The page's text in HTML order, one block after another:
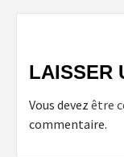
LAISSER
Vous devez être
commentaire.